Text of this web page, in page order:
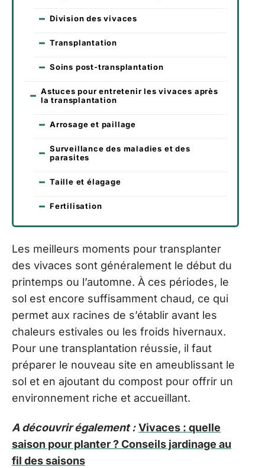
Division des vivaces
Transplantation
Soins post-transplantation
Astuces pour entretenir les vivaces après
la transplantation
Arrosage et paillage
Surveillance des maladies et des
parasites
Taille et élagage
Fertilisation
Les meilleurs moments pour transplanter
des vivaces sont généralement le début du
printemps ou l’automne. À ces périodes, le
sol est encore suffisamment chaud, ce qui
permet aux racines de s’établir avant les
chaleurs estivales ou les froids hivernaux.
Pour une transplantation réussie, il faut
préparer le nouveau site en ameublissant le
sol et en ajoutant du compost pour offrir un
environnement riche et accueillant.
A découvrir également : Vivaces : quelle
saison pour planter ? Conseils jardinage au
fil des saisons